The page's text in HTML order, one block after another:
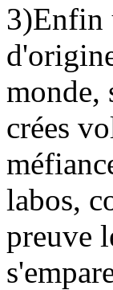
3)Enfin
monde,
crées
labos,
preuve